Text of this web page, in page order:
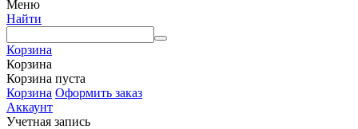
Меню
Найти
Корзина
Корзина
Корзина пуста
Корзина Оформить заказ
Аккаунт
Учетная запись